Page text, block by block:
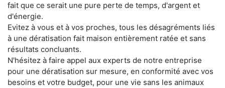
fait que ce serait une pure perte de temps, d'argent et
d'énergie.
Evitez à vous et à vos proches, tous les désagréments liés
à une dératisation fait maison entièrement ratée et sans
résultats concluants.
N'hésitez à faire appel aux experts de notre entreprise
pour une dératisation sur mesure, en conformité avec vos
besoins et votre budget, pour une vie sans les animaux